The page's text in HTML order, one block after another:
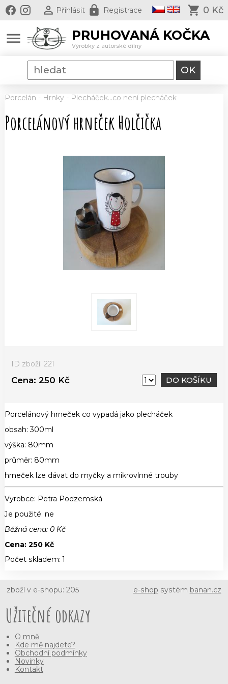
Přihlásit Registrace 0 Kč
menu PRUHOVANÁ KOČKA
Výrobky z autorské dílny
Porcelán - Hrnky- Plecháček...co není plecháček
Porcelánový hrneček Holčička
ID zboží: 221
Cena:250 Kč DO KOŠÍKU
Porcelánový hrneček co vypadá jako plecháček
obsah: 300ml
výška: 80mm
průměr: 80mm
hrneček lze dávat do myčky a mikrovlnné trouby
Vyrobce: Petra Podzemská
Je použité: ne
Běžná cena: 0Kč
Cena: 250Kč
Počet skladem:1
zboží v e-shopu: 205 e-shop systém banan.cz
Užitečné odkazy
O mně
Kde mě najdete?
Obchodní podmínky
Novinky
Kontakt